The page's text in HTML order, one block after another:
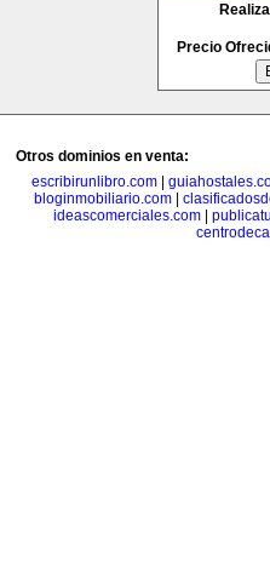
Precio
Otros dominios en venta:
escribirunlibro.com|
bloginmobiliario.com|
ideascomerciales.com|